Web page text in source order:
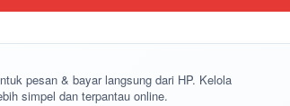
pesan & bayar langsung dari HP. Kelola
simpel dan terpantau online.